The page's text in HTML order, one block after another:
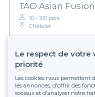
TAO Asian
10 - 100 pers.
Châtelet
Sur devis
Le respect de votre
priorité
Les cookies nous permettent
les annonces, d'offrir des
sociaux et d'analyser notre